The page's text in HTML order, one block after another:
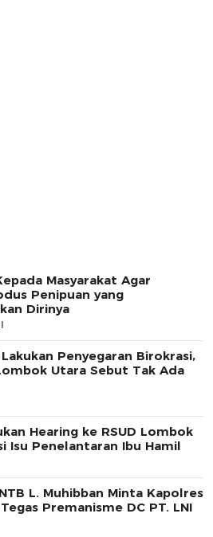
Masyarakat Agar
Penipuan yang
Dirinya
Penyegaran Birokrasi,
Utara Sebut Tak Ada
Hearing ke RSUD Lombok
Isu Penelantaran Ibu Hamil
L. Muhibban Minta Kapolres
Premanisme DC PT. LNI